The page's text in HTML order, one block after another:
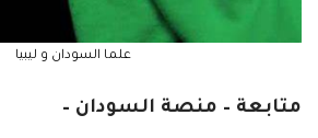
علما السودان و ليبيا
متابعة – منصة السودان –